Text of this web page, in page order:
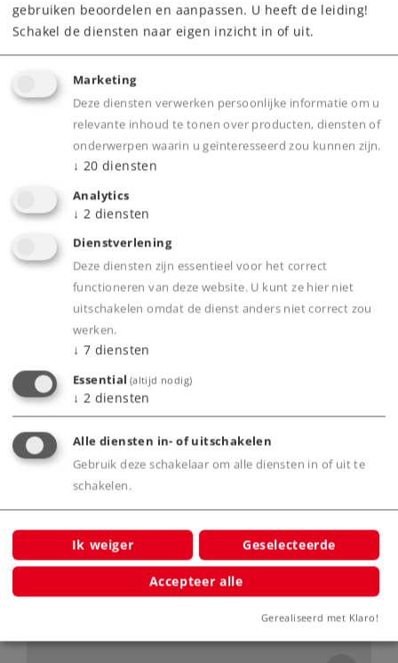
Alleen voor clubleden.
Downloads
Onderdelen bestellen
Highlights
Nieuwe constructie van de open
goederenwagen van het uitwisselingstype Om
21 "Om Königsberg".
Alle wagens met verschillende
bedrijfsnummers.
Alle wagens met echte steenkoollading en
Ideale wagens voor de goederentrein-
stoomlocomotief serie 58 (Insider-model
gebruiken beoordelen en aanpassen. U heeft de leiding!
Schakel de diensten naar eigen inzicht in of uit.
Marketing
Deze diensten verwerken persoonlijke informatie om u
relevante inhoud te tonen over producten, diensten of
onderwerpen waarin u geïnteresseerd zou kunnen zijn.
↓ 20 diensten
Analytics
↓ 2 diensten
Dienstverlening
Deze diensten zijn essentieel voor het correct
functioneren van deze website. U kunt ze hier niet
uitschakelen omdat de dienst anders niet correct zou
werken.
↓ 7 diensten
Essential (altijd nodig)
↓ 2 diensten
Alle diensten in- of uitschakelen
Gebruik deze schakelaar om alle diensten in of uit te
schakelen.
Ik weiger Geselecteerde
Accepteer alle
Gerealiseerd met Klaro!